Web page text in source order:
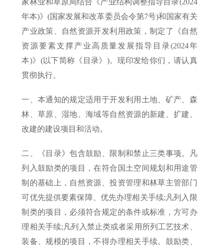
年本)》(国家发展和改革委员会令第7号)和国家有关
产业政策、自然资源开发利用政策，制定了《自然
资源要素支撑产业高质量发展指导目录(2024年
本)》(以下简称《目录》)。现印发给你们，请认真
贯彻执行。
一、本通知的规定适用于开发利用土地、矿产、森
林、草原、湿地、海域等自然资源的新建、扩建、
改建的建设项目和活动。
二、《目录》包含鼓励、限制和禁止三类事项。凡
列入鼓励类的项目，在符合国土空间规划和用途管
制的基础上，自然资源、投资管理和林草主管部门
可优先提供要素保障、优先办理相关手续;凡列入限
制类的项目，必须符合规定的条件或标准，方可办
理相关手续;凡列入禁止类或者采用所列工艺技术、
装备、规模的项目，不得办理相关手续。鼓励类、